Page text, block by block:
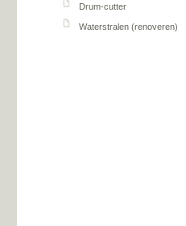
Drum-cutter
Waterstralen (renoveren)